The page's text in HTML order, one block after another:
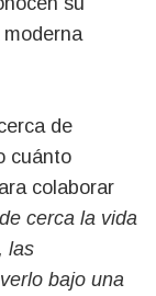
de
cuánto
colaborar
cerca la vida
las
bajo una